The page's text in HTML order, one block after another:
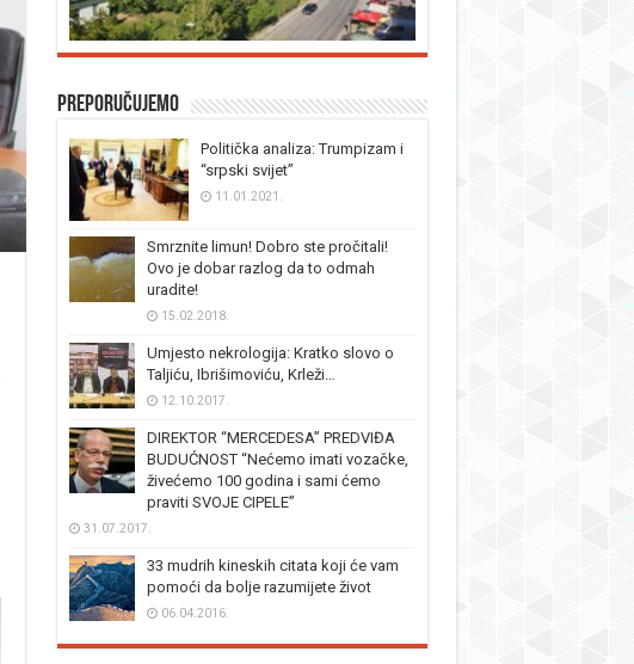
Preporučujemo
Politička analiza: Trumpizam i
“srpski svijet”
11.01.2021.
Smrznite limun! Dobro ste pročitali!
Ovo je dobar razlog da to odmah
uradite!
15.02.2018.
Umjesto nekrologija: Kratko slovo o
Taljiću, Ibrišimoviću, Krleži…
12.10.2017.
DIREKTOR “MERCEDESA” PREDVIĐA
BUDUĆNOST “Nećemo imati vozačke,
živećemo 100 godina i sami ćemo
praviti SVOJE CIPELE”
31.07.2017.
33 mudrih kineskih citata koji će vam
pomoći da bolje razumijete život
06.04.2016.